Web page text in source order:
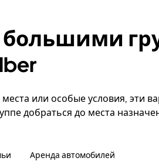
большими
или особые условия, эти
добраться до места
Аренда автомобилей